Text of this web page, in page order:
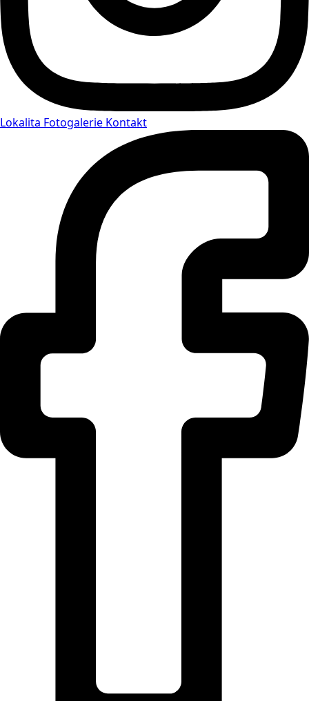
Lokalita Fotogalerie Kontakt